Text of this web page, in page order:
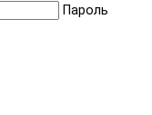
Пароль